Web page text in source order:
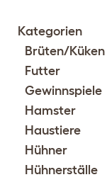
Kategorien
Brüten/Küken
Futter
Gewinnspiele
Hamster
Haustiere
Hühner
Hühnerställe